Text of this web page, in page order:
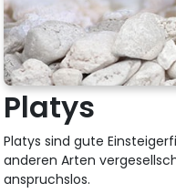
Platys
Platys sind gute
anderen Arten
anspruchslos.